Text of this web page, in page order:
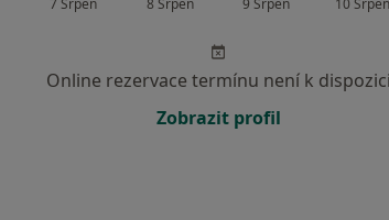
7 Srpen 8 Srpen 9 Srpen 10 Srpen
Online rezervace termínu není k dispozici
Zobrazit profil